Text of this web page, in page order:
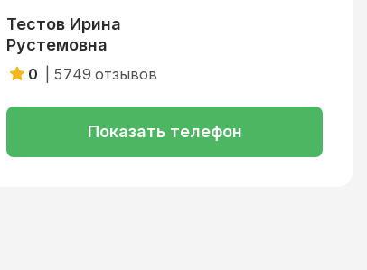
Тестов Ирина
Рустемовна
0 5749 отзывов
Показать телефон